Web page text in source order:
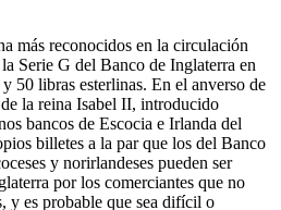
más reconocidos en la circulación
Serie G del Banco de Inglaterra en
50 libras esterlinas. En el anverso de
la reina Isabel II, introducido
bancos de Escocia e Irlanda del
billetes a la par que los del Banco
y norirlandeses pueden ser
por los comerciantes que no
y es probable que sea difícil o